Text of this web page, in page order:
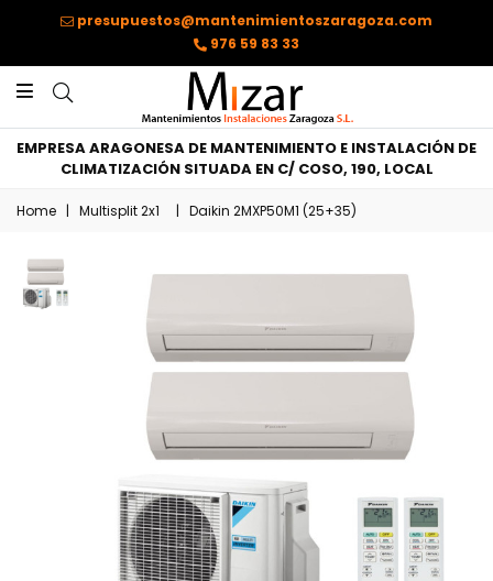
presupuestos@mantenimientoszaragoza.com
976 59 83 33
EMPRESA ARAGONESA DE MANTENIMIENTO E INSTALACIÓN DE
CLIMATIZACIÓN SITUADA EN C/ COSO, 190, LOCAL
Home | Multisplit 2x1 | Daikin 2MXP50M1 (25+35)